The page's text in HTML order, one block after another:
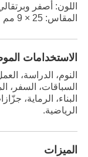
اللون: أصفر
المقاس: ‎9 × 25 مم
الاستخدامات
النوم، الدراسة،
السباقات، السفر،
البناء، الرماية،
الرياضية.
الميزات